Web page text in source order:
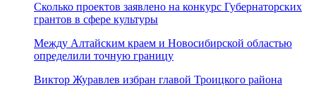
Сколько проектов заявлено на конкурс Губернаторских
грантов в сфере культуры
Между Алтайским краем и Новосибирской областью
определили точную границу
Виктор Журавлев избран главой Троицкого района